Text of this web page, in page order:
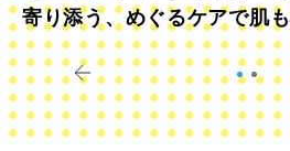
寄り添う、めぐるケアで肌
きに